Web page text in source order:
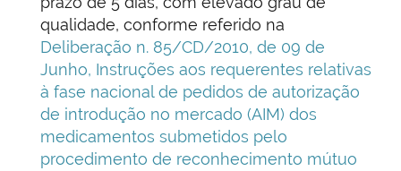
qualidade, conforme referido na
Deliberação n. 85/CD/2010, de 09 de
Junho, Instruções aos requerentes relativas
à fase nacional de pedidos de autorização
de introdução no mercado (AIM) dos
medicamentos submetidos pelo
procedimento de reconhecimento mútuo